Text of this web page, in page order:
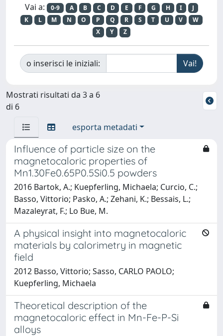
Vai a: 0-9 A B C D E F G H I
J
K
L M N O P Q R S T U V
W
X
Y Z
o inserisci le iniziali:
Mostrati risultati da 3 a 6
di 6
esporta metadati
Influence of particle size on the
magnetocaloric properties of
Mn1.30Fe0.65P0.5Si0.5 powders
2016 Bartok, A.; Kuepferling, Michaela; Curcio, C.;
Basso, Vittorio; Pasko, A.; Zehani, K.; Bessais, L.;
Mazaleyrat, F.; Lo Bue, M.
A physical insight into magnetocaloric
materials by calorimetry in magnetic
field
2012 Basso, Vittorio; Sasso, CARLO PAOLO;
Kuepferling, Michaela
Theoretical description of the
magnetocaloric effect in Mn-Fe-P-Si
alloys